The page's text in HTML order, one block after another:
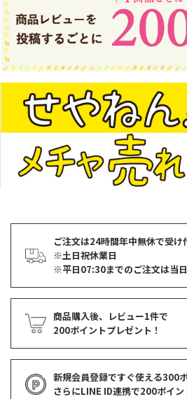
ご注文は24時間年中無休で受け
※土日祝休業日
※平日07:30までのご注文は当日
商品購入後、レビュー1件で
200ポイントプレゼント！
新規会員登録ですぐ使える300
さらにLINE ID連携で200ポイン